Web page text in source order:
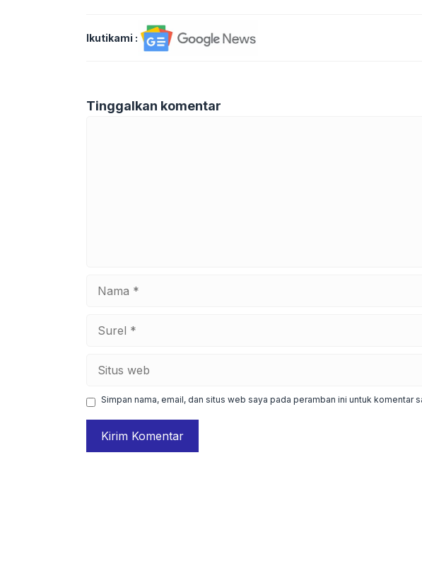
Ikutikami :
Tinggalkan komentar
web
Simpan nama, email, dan situs web saya pada peramban ini untuk komentar